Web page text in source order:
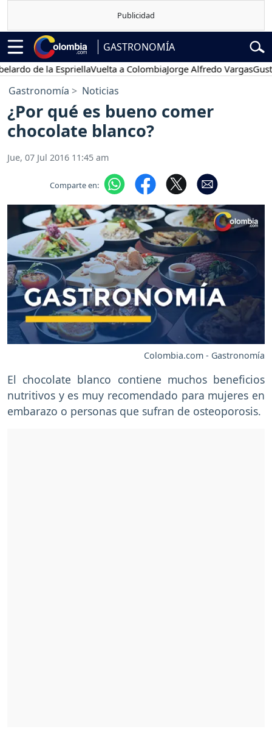
GASTRONOMÍA
de la EspriellaVuelta a ColombiaJorge Alfredo VargasGustavo
Gastronomía Noticias
¿Por qué es bueno comer
chocolate blanco?
Jue, 07 Jul 2016 11:45 am
Comparte en:
Colombia.com - Gastronomía
El chocolate blanco contiene muchos beneficios
nutritivos y es muy recomendado para mujeres en
embarazo o personas que sufran de osteoporosis.